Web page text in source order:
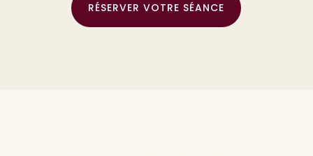
RÉSERVER VOTRE SÉANCE